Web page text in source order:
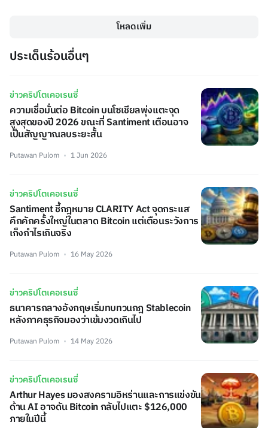
โหลดเพิ่ม
ประเด็นร้อนอื่นๆ
ข่าวคริปโตเคอเรนซี่
ความเชื่อมั่นต่อ Bitcoin บนโซเชียลพุ่งแตะจุด
สูงสุดของปี 2026 ขณะที่ Santiment เตือนอาจ
เป็นสัญญาณลบระยะสั้น
Putawan Pulom 1 Jun 2026
ข่าวคริปโตเคอเรนซี่
Santiment ชี้กฎหมาย CLARITY Act จุดกระแส
คึกคักครั้งใหญ่ในตลาด Bitcoin แต่เตือนระวังการ
เก็งกำไรเกินจริง
Putawan Pulom 16 May 2026
ข่าวคริปโตเคอเรนซี่
ธนาคารกลางอังกฤษเริ่มทบทวนกฎ Stablecoin
หลังภาคธุรกิจมองว่าเข้มงวดเกินไป
Putawan Pulom 14 May 2026
ข่าวคริปโตเคอเรนซี่
Arthur Hayes มองสงครามอิหร่านและการแข่งขัน
ด้าน AI อาจดัน Bitcoin กลับไปแตะ $126,000
ภายในปีนี้